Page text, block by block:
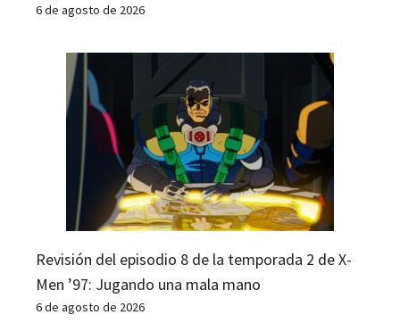
6 de agosto de 2026
Revisión del episodio 8 de la temporada 2 de X-
Men ’97: Jugando una mala mano
6 de agosto de 2026